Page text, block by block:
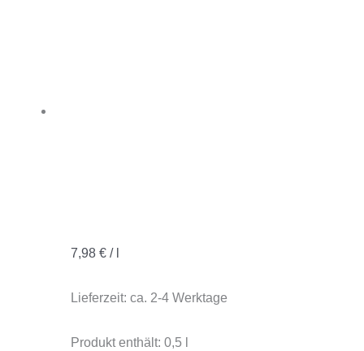
7,98 €/
Lieferzeit: ca. 2-4 Werktage
Produkt enthält: 0,5